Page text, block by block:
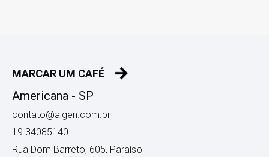
MARCAR UM CAFÉ
Americana - SP
contato@aigen.com.br
19 34085140
Rua Dom Barreto, 605, Paraíso